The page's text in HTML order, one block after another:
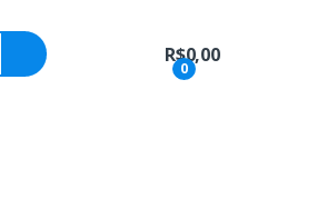
0
R$0,00